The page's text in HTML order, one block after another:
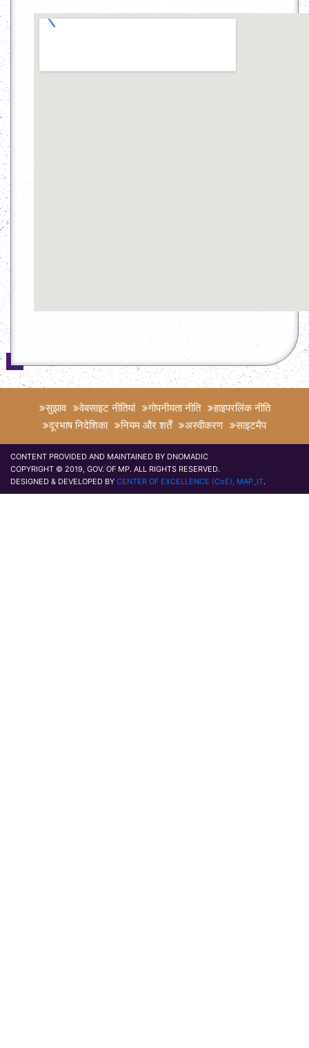
सुझाव वेबसाइट नीतियां गोपनीयता नीति
हाइपरलिंक नीति
दूरभाष निदेशिका
नियम और शर्तें अस्वीकरण साइटमैप
CONTENT PROVIDED AND MAINTAINED BY DNOMADIC
COPYRIGHT © 2019, GOV. OF MP. ALL RIGHTS RESERVED.
DESIGNED & DEVELOPED BY CENTER OF EXCELLENCE (CoE), MAP_IT.